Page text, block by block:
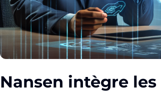
Nansen intègre